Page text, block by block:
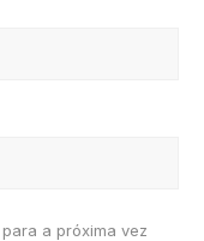
a próxima vez